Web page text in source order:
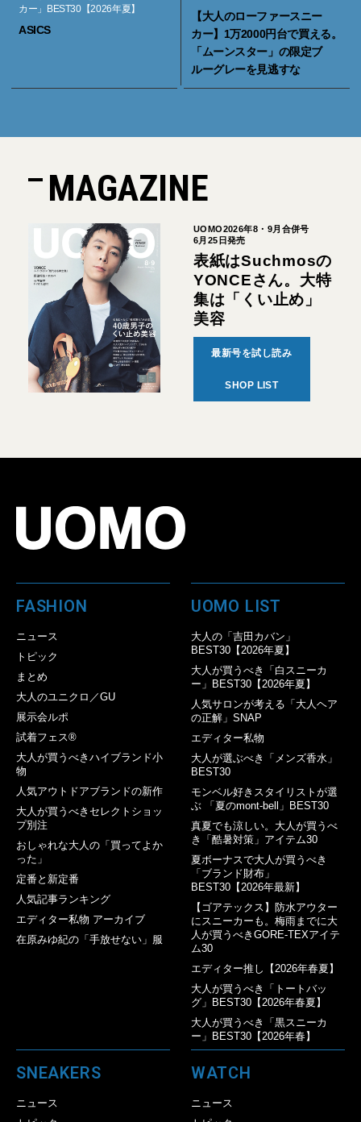
カー」BEST30【2026年夏】
ASICS
【大人のローファースニー
カー】1万2000円台で買える。
「ムーンスター」の限定ブ
ルーグレーを見逃すな
MAGAZINE
UOMO2026年8・9月合併号
6月25日発売
表紙はSuchmosの
YONCEさん。大特
集は「くい止め」
美容
最新号を試し読み
SHOP LIST
FASHION
ニュース
トピック
まとめ
大人のユニクロ／GU
展示会ルポ
試着フェス®︎
大人が買うべきハイブランド小
物
人気アウトドアブランドの新作
大人が買うべきセレクトショッ
プ別注
おしゃれな大人の「買ってよか
った」
定番と新定番
人気記事ランキング
エディター私物 アーカイブ
在原みゆ紀の「手放せない」服
UOMO LIST
大人の「吉田カバン」
BEST30【2026年夏】
大人が買うべき「白スニーカ
ー」BEST30【2026年夏】
人気サロンが考える「大人ヘア
の正解」SNAP
エディター私物
大人が選ぶべき「メンズ香水」
BEST30
モンベル好きスタイリストが選
ぶ 「夏のmont-bell」BEST30
真夏でも涼しい。大人が買うべ
き「酷暑対策」アイテム30
夏ボーナスで大人が買うべき
「ブランド財布」
BEST30【2026年最新】
【ゴアテックス】防水アウター
にスニーカーも。梅雨までに大
人が買うべきGORE-TEXアイテ
ム30
エディター推し【2026年春夏】
大人が買うべき「トートバッ
グ」BEST30【2026年春夏】
大人が買うべき「黒スニーカ
ー」BEST30【2026年春】
SNEAKERS
ニュース
WATCH
ニュース